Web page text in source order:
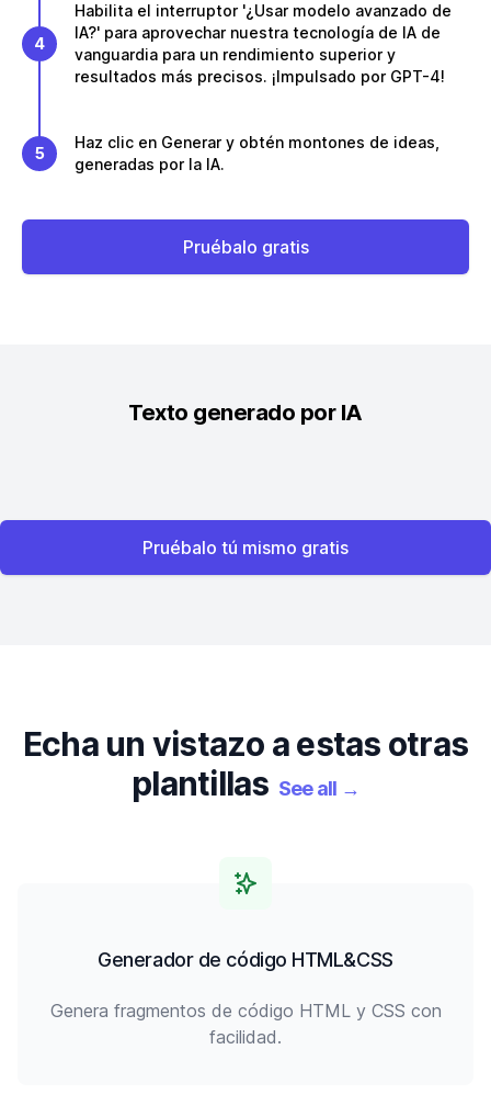
4
Habilita el interruptor '¿Usar modelo avanzado de
IA?' para aprovechar nuestra tecnología de IA de
vanguardia para un rendimiento superior y
resultados más precisos. ¡Impulsado por GPT-4!
5
Haz clic en Generar y obtén montones de ideas,
generadas por la IA.
Pruébalo gratis
Texto generado por IA
Pruébalo tú mismo gratis
Echa un vistazo a estas otras
plantillas See all →
Generador de código HTML&CSS
Genera fragmentos de código HTML y CSS con
facilidad.